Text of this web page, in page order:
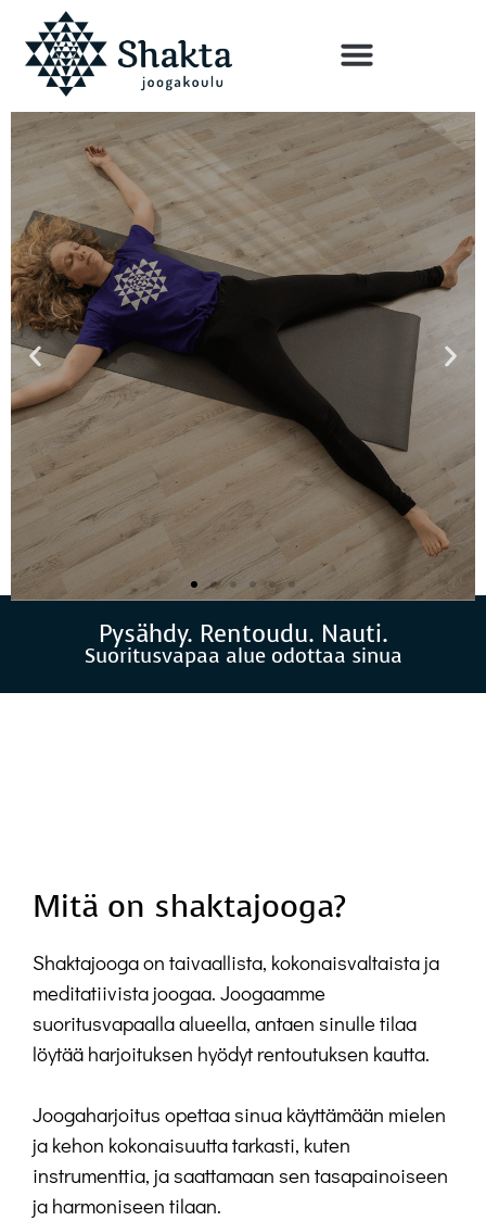
VARAA JOOGATUNTI
Pysähdy. Rentoudu. Nauti.
Suoritusvapaa alue odottaa sinua
Mitä on shaktajooga?
Shaktajooga on taivaallista, kokonaisvaltaista ja
meditatiivista joogaa. Joogaamme
suoritusvapaalla alueella, antaen sinulle tilaa
löytää harjoituksen hyödyt rentoutuksen kautta.
Joogaharjoitus opettaa sinua käyttämään mielen
ja kehon kokonaisuutta tarkasti, kuten
instrumenttia, ja saattamaan sen tasapainoiseen
ja harmoniseen tilaan.